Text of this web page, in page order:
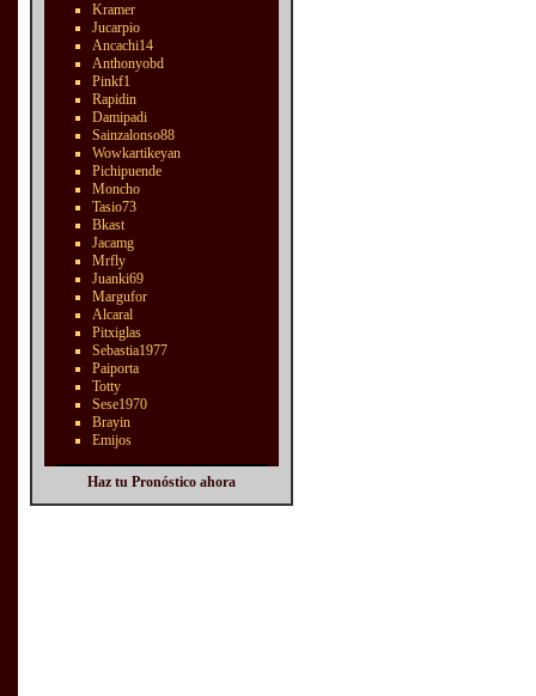
Kramer
Jucarpio
Ancachi14
Anthonyobd
Pinkf1
Rapidin
Damipadi
Sainzalonso88
Wowkartikeyan
Pichipuende
Moncho
Tasio73
Bkast
Jacamg
Mrfly
Juanki69
Margufor
Alcaral
Pitxiglas
Sebastia1977
Paiporta
Totty
Sese1970
Brayin
Emijos
Haz tu Pronóstico ahora